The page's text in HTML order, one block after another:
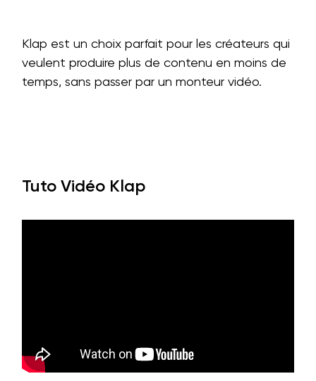
Klap est un choix parfait pour les créateurs qui
veulent produire plus de contenu en moins de
temps, sans passer par un monteur vidéo.
Tuto Vidéo Klap